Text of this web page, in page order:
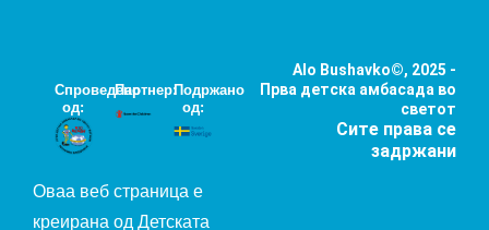
Спроведено
од:
Партнер:Подржано
од:
Оваа веб страница е
креирана од Детската
Alo Bushavko©, 2025 -
Прва детска амбасада во
светот
Сите права се
задржани